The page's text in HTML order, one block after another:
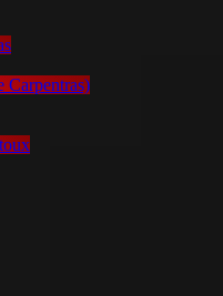
Carpentras)